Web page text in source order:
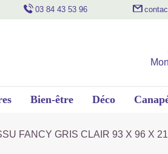
03 84 43 53 96
Bien-être Déco
FANCY GRIS CLAIR 93 X 96 X